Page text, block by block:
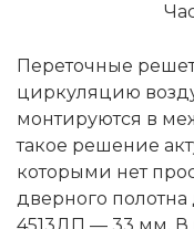
Переточные
циркуляцию
монтируются в
такое решение
которыми нет
дверного